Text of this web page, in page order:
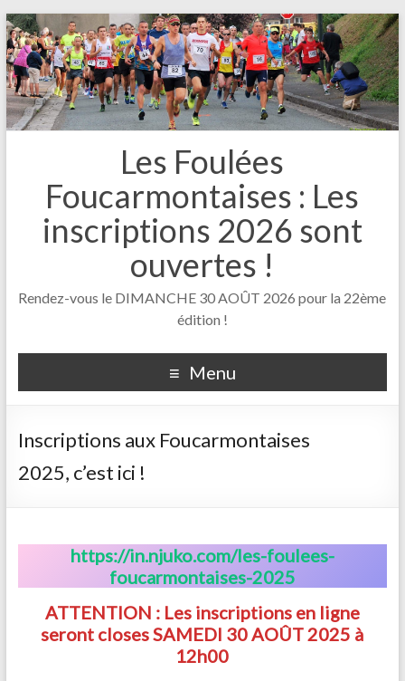
Les Foulées
Foucarmontaises : Les
inscriptions 2026 sont
ouvertes !
Rendez-vous le DIMANCHE 30 AOÛT 2026 pour la 22ème
édition !
Menu
Inscriptions aux Foucarmontaises
2025, c’est ici !
https://in.njuko.com/les-foulees-
foucarmontaises-2025
ATTENTION : Les inscriptions en ligne
seront closes SAMEDI 30 AOÛT 2025 à
12h00